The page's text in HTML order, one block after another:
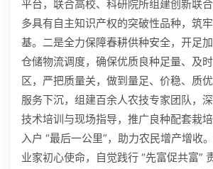
平台，联合高校、科研院所组建创新联
多具有自主知识产权的突破性品种，筑
基。二是全力保障春耕供种安全，开足
仓储物流调度，确保优质良种足量、及
区，严把质量关，做到量足、价稳、质
服务下沉，组建百余人农技专家团队，
技术培训与现场指导，推广良种配套栽
入户 “最后一公里”，助力农民增产增收
业家初心使命，自觉践行 “先富促共富”